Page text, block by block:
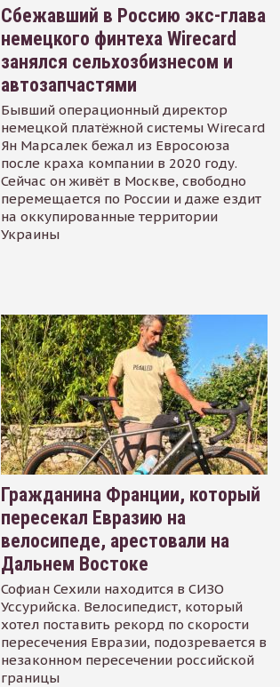
Сбежавший в Россию экс-глава
немецкого финтеха Wirecard
занялся сельхозбизнесом и
автозапчастями
Бывший операционный директор
немецкой платёжной системы Wirecard
Ян Марсалек бежал из Евросоюза
после краха компании в 2020 году.
Сейчас он живёт в Москве, свободно
перемещается по России и даже ездит
на оккупированные территории
Украины
Гражданина Франции, который
пересекал Евразию на
велосипеде, арестовали на
Дальнем Востоке
Софиан Сехили находится в СИЗО
Уссурийска. Велосипедист, который
хотел поставить рекорд по скорости
пересечения Евразии, подозревается в
незаконном пересечении российской
границы